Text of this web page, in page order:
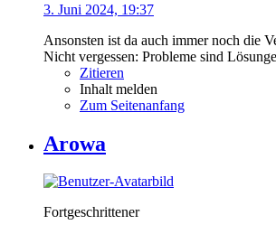
3. Juni 2024, 19:37
Ansonsten ist da auch immer noch die
Nicht vergessen: Probleme sind
Zitieren
Inhalt melden
Zum Seitenanfang
Arowa
Fortgeschrittener